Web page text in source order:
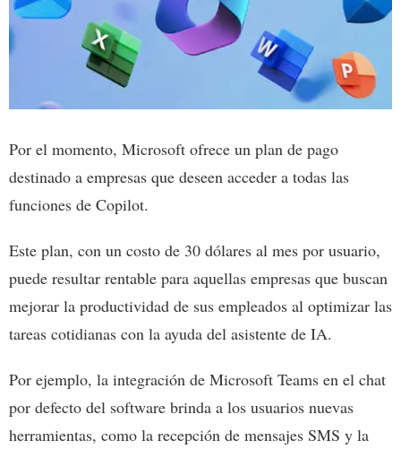
Por el momento, Microsoft ofrece un plan de pago
destinado a empresas que deseen acceder a todas las
funciones de Copilot.
Este plan, con un costo de 30 dólares al mes por usuario,
puede resultar rentable para aquellas empresas que buscan
mejorar la productividad de sus empleados al optimizar las
tareas cotidianas con la ayuda del asistente de IA.
Por ejemplo, la integración de Microsoft Teams en el chat
por defecto del software brinda a los usuarios nuevas
herramientas, como la recepción de mensajes SMS y la